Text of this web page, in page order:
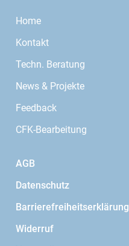
Home
Kontakt
Techn. Beratung
News & Projekte
Feedback
CFK-Bearbeitung
AGB
Datenschutz
Barrierefreiheitserklärung
Widerruf